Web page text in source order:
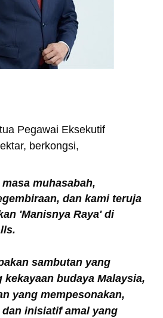
Pegawai Eksekutif
, berkongsi,
muhasabah,
dan kami teruja
'Manisnya Raya' di
sambutan yang
kekayaan budaya Malaysia,
yang mempesonakan,
inisiatif amal yang